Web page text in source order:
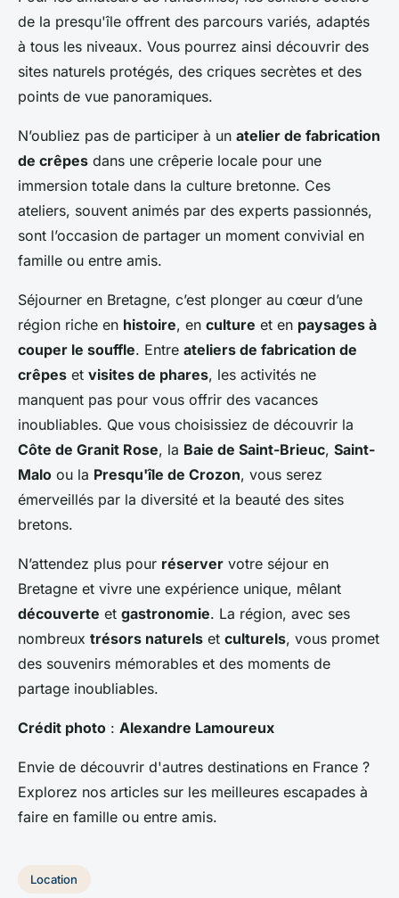
de la presqu'île offrent des parcours variés, adaptés
à tous les niveaux. Vous pourrez ainsi découvrir des
sites naturels protégés, des criques secrètes et des
points de vue panoramiques.
N’oubliez pas de participer à un atelier de fabrication
de crêpes dans une crêperie locale pour une
immersion totale dans la culture bretonne. Ces
ateliers, souvent animés par des experts passionnés,
sont l’occasion de partager un moment convivial en
famille ou entre amis.
Séjourner en Bretagne, c’est plonger au cœur d’une
région riche en histoire, en culture et en paysages à
couper le souffle. Entre ateliers de fabrication de
crêpes et visites de phares, les activités ne
manquent pas pour vous offrir des vacances
inoubliables. Que vous choisissiez de découvrir la
Côte de Granit Rose, la Baie de Saint-Brieuc, Saint-
Malo ou la Presqu'île de Crozon, vous serez
émerveillés par la diversité et la beauté des sites
bretons.
N’attendez plus pour réserver votre séjour en
Bretagne et vivre une expérience unique, mêlant
découverte et gastronomie. La région, avec ses
nombreux trésors naturels et culturels, vous promet
des souvenirs mémorables et des moments de
partage inoubliables.
Crédit photo : Alexandre Lamoureux
Envie de découvrir d'autres destinations en France ?
Explorez nos articles sur les meilleures escapades à
faire en famille ou entre amis.
Location